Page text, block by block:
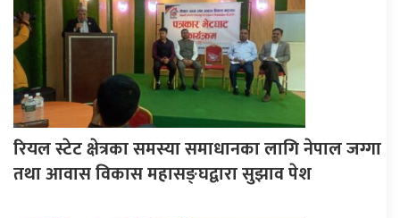
रियल स्टेट क्षेत्रका समस्या समाधानका लागि नेपाल जग्गा
तथा आवास विकास महासङ्घद्वारा सुझाव पेश